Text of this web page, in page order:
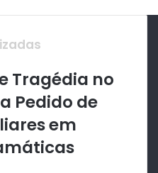
Tragédia no
Pedido de
em